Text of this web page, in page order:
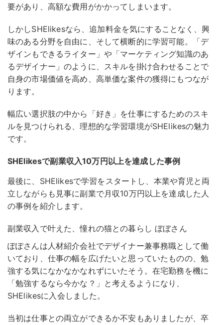
要があり、高額な費用がかかってしまいます。
しかしSHElikesなら、追加料金を気にすることなく、興
味のある分野を自由に、そして横断的に学習可能。
「デ
ザインもできるライター」や「マーケティング知識のあ
るデザイナー」のように、スキルを掛け合わせることで
自身の市場価値を高め、高単価な案件の獲得にもつなが
ります。
幅広い選択肢の中から「好き」を仕事にするためのスキ
ルを見つけられる、理想的な学習環境がSHElikesの魅力
です。
SHElikesで副業収入10万円以上を達成した事例
最後に、SHElikesで学習をスタートし、本業や育児と両
立しながらも見事に副業で月収10万円以上を達成した人
の事例を紹介します。
副業収入で叶えた、憧れの猫との暮らし ぼぼさん
ぽぽさんは人材紹介会社でデザイナー兼事務職として働
いており、仕事の幅を広げたいと思っていたものの、勉
強する気になかなかなれずにいたそう。 在宅勤務を機に
「勉強するなら今かな？」と考えるようになり、
SHElikesに入会しました。
当初は仕事との両立ができるか不安もありましたが、卒